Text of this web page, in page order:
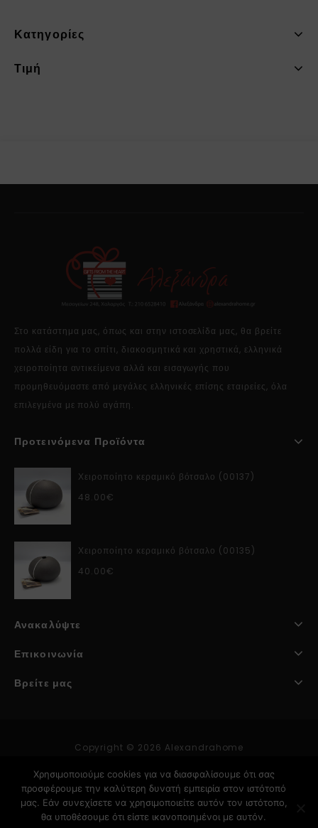
Κατηγορίες
Τιμή
Στο κατάστημα μας, όπως και στην ιστοσελίδα μας, θα βρείτε
πολλά είδη για το σπίτι, διακοσμητικά και χρηστικά, ελληνικά
χειροποίητα αντικείμενα αλλά και εισαγωγής που
προμηθευόμαστε από μεγάλες ελληνικές επίσης εταιρείες, όλα
επιλεγμένα με πολύ αγάπη.
Προτεινόμενα Προϊόντα
Χειροποίητο κεραμικό βότσαλο (00137)
48.00€
Χειροποίητο κεραμικό βότσαλο (00135)
40.00€
Ανακαλύψτε
Επικοινωνία
Βρείτε μας
Copyright © 2026 Alexandrahome
Κατασκευή Ιστοσελίδων
Χρησιμοποιούμε cookies για να διασφαλίσουμε ότι σας
προσφέρουμε την καλύτερη δυνατή εμπειρία στον ιστότοπό
μας. Εάν συνεχίσετε να χρησιμοποιείτε αυτόν τον ιστότοπο,
θα υποθέσουμε ότι είστε ικανοποιημένοι με αυτόν.